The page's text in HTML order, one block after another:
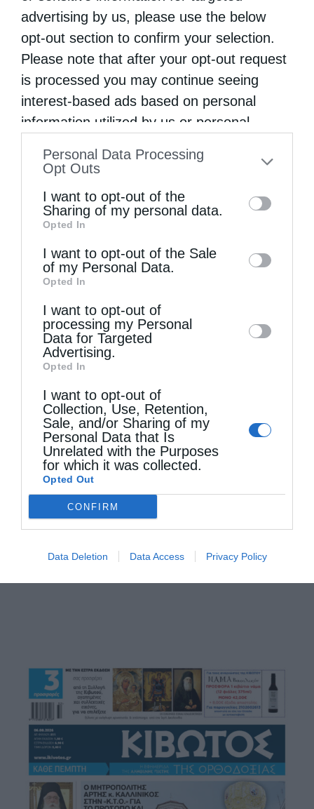
advertising by us, please use the below
opt-out section to confirm your selection.
Please note that after your opt-out request
is processed you may continue seeing
interest-based ads based on personal
information utilized by us or personal
to your opt-out. You may separately opt-out
information by third parties on the IAB’s list
of downstream participants. This
information may also be disclosed by us to
third parties on theIAB’s List of
Downstream Participants
disclose it to other third parties.
Personal Data Processing
Opt Outs
I want to opt-out of the
Sharing of my personal data.
Opted In
I want to opt-out of the Sale
of my Personal Data.
Opted In
I want to opt-out of
processing my Personal
Data for Targeted
Advertising.
Opted In
I want to opt-out of
Collection, Use, Retention,
Sale, and/or Sharing of my
Personal Data that Is
Unrelated with the Purposes
for which it was collected.
Opted Out
CONFIRM
Data Deletion Data Access Privacy Policy
τελέσθηκαν το …
Μητροπόλεις
Συλλείτουργο στον Άγιο Χριστόφορο Αγρινίου
kivotos 9 Μαΐου 2016
Στον νέο Ιερό Ναό του Αγίου Χριστοφόρου
στο Αγρίνιο χοροστάτησε ο Θεοφιλέστατος
Επίσκοπος Επιδαύρου κ. Καλλίνικος και
συγχοροστάτησαν ο Σεβασμιώτατος
Μητροπολίτης Νικοπόλεως και Πρεβέζης κ.
Χρυσόστομος και ο Σεβασμιώτατος
Μητροπολίτης …